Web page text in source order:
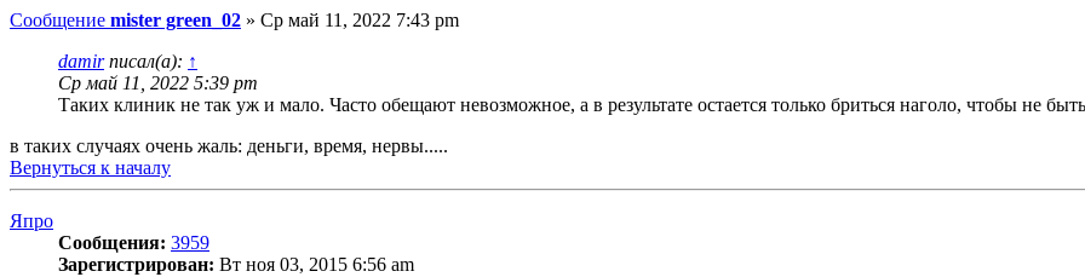
Сообщение mister green_02 » Ср май 11, 2022 7:43 pm
damirписал(а): ↑
Ср май 11, 2022 5:39 pm
Таких клиник не так уж и мало. Часто обещают невозможное, а в результате остается только бриться наголо, чтобы не
в таких случаях очень жаль: деньги, время, нервы.....
Вернуться к началу
Япро
Сообщения: 3959
Зарегистрирован: Вт ноя 03, 2015 6:56 am